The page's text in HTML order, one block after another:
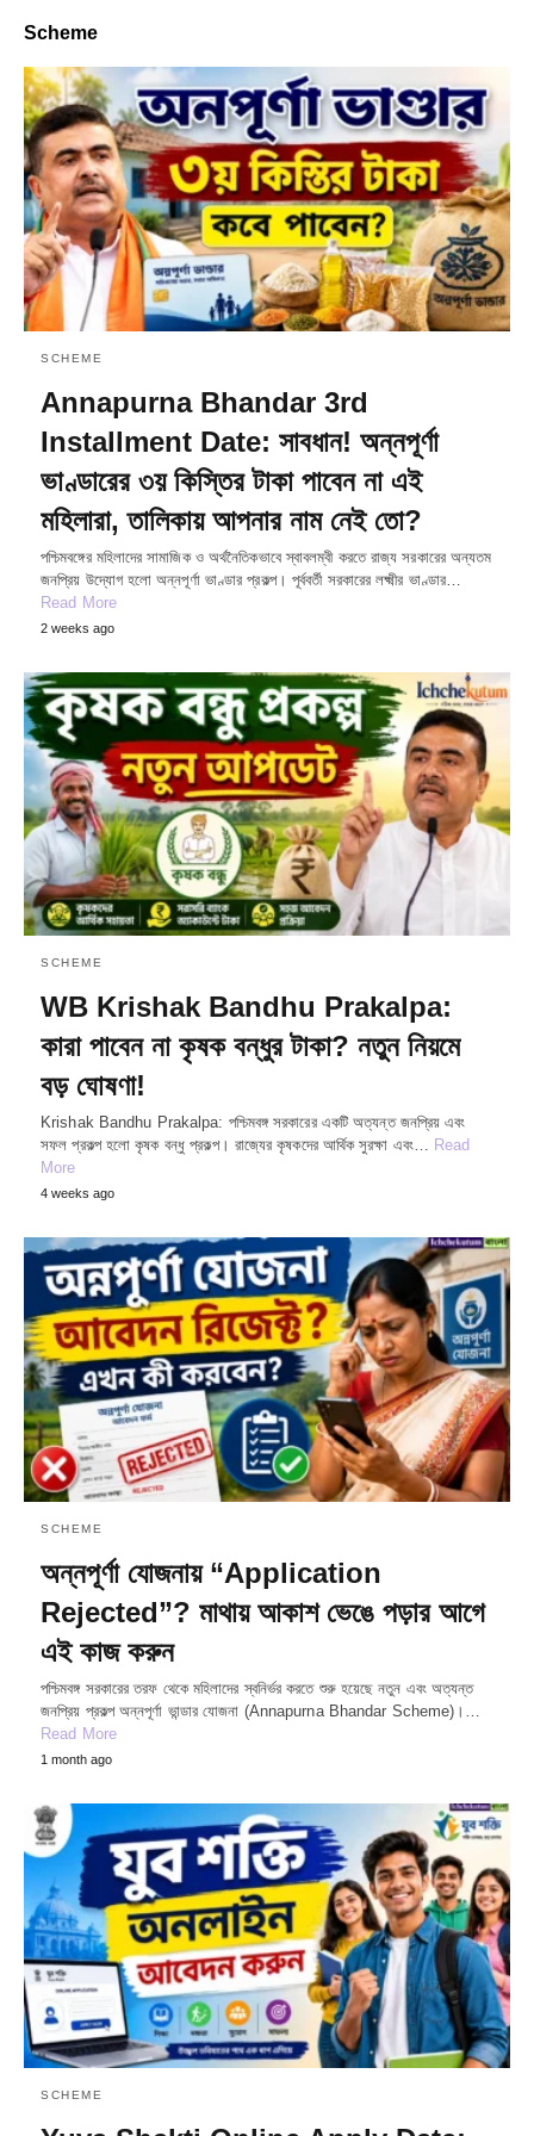
Scheme
SCHEME
Annapurna Bhandar 3rd
Installment Date: সাবধান! অন্নপূর্ণা
ভাণ্ডারের ৩য় কিস্তির টাকা পাবেন না এই
মহিলারা, তালিকায় আপনার নাম নেই তো?
পশ্চিমবঙ্গের মহিলাদের সামাজিক ও অর্থনৈতিকভাবে স্বাবলম্বী করতে রাজ্য সরকারের অন্যতম
জনপ্রিয় উদ্যোগ হলো অন্নপূর্ণা ভাণ্ডার প্রকল্প। পূর্ববর্তী সরকারের লক্ষ্মীর ভাণ্ডার…
Read More
2 weeks ago
SCHEME
WB Krishak Bandhu Prakalpa:
কারা পাবেন না কৃষক বন্ধুর টাকা? নতুন নিয়মে
বড় ঘোষণা!
Krishak Bandhu Prakalpa: পশ্চিমবঙ্গ সরকারের একটি অত্যন্ত জনপ্রিয় এবং
সফল প্রকল্প হলো কৃষক বন্ধু প্রকল্প। রাজ্যের কৃষকদের আর্থিক সুরক্ষা এবং… Read
More
4 weeks ago
SCHEME
অন্নপূর্ণা যোজনায় “Application
Rejected”? মাথায় আকাশ ভেঙে পড়ার আগে
এই কাজ করুন
পশ্চিমবঙ্গ সরকারের তরফ থেকে মহিলাদের স্বনির্ভর করতে শুরু হয়েছে নতুন এবং অত্যন্ত
জনপ্রিয় প্রকল্প অন্নপূর্ণা ভান্ডার যোজনা (Annapurna Bhandar Scheme)।…
Read More
1 month ago
SCHEME